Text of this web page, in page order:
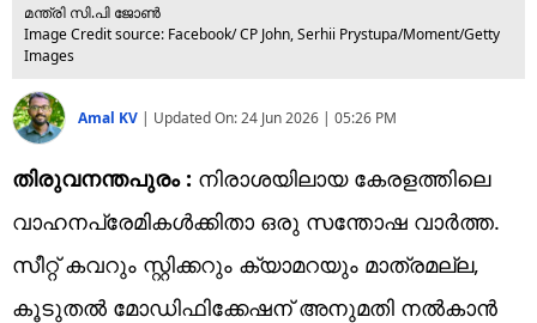
മന്ത്രി സി.പി ജോണ്‍
Image Credit source: Facebook/ CP John, Serhii Prystupa/Moment/Getty
Images
Amal KV | Updated On:24 Jun 2026 | 05:26 PM
തിരുവനന്തപുരം : നിരാശയിലായ കേരളത്തിലെ
വാഹനപ്രേമികള്‍ക്കിതാ ഒരു സന്തോഷ വാര്‍ത്ത.
സീറ്റ് കവറും സ്റ്റിക്കറും ക്യാമറയും മാത്രമല്ല,
കൂടുതല്‍ മോഡിഫിക്കേഷന് അനുമതി നല്‍കാന്‍